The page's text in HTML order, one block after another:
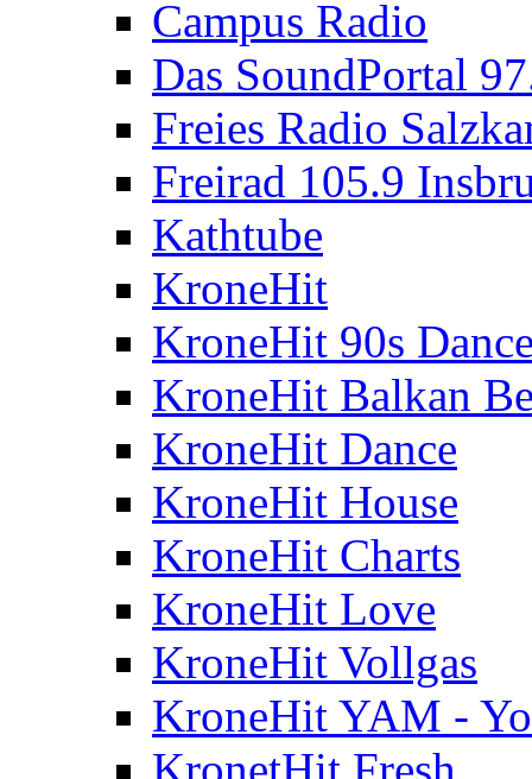
Campus Radio
Das SoundPortal
Freies Radio
Freirad 105.9
Kathtube
KroneHit
KroneHit 90s
KroneHit Balkan
KroneHit Dance
KroneHit House
KroneHit Charts
KroneHit Love
KroneHit Vollgas
KroneHit YAM -